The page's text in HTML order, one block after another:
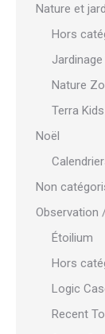
Nature et
Hors
Nature
Terra Kids
Noël
Non
Observation
Étoilium
Hors
Logic
Recent